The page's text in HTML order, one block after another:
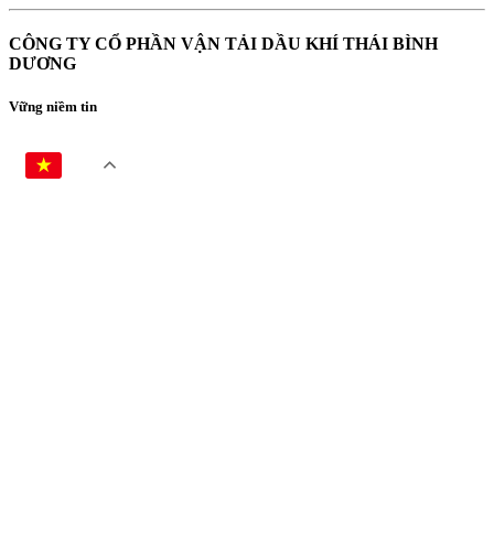
CÔNG TY CỔ PHẦN VẬN TẢI DẦU KHÍ THÁI BÌNH
DƯƠNG
Vững niềm tin